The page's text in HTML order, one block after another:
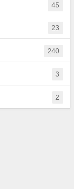
45
23
240
3
2